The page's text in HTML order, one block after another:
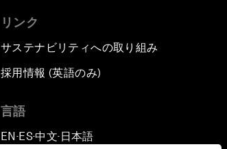
リンク
サステナビリティへの取り組み
採用情報 (英語のみ)
言語
EN ▪ ES▪中文▪ 日本語